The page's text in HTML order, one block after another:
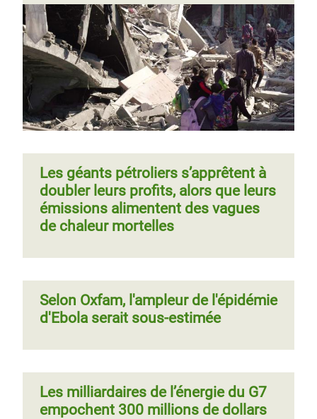
Les géants pétroliers s’apprêtent à
doubler leurs profits, alors que leurs
émissions alimentent des vagues
de chaleur mortelles
Selon Oxfam, l'ampleur de l'épidémie
d'Ebola serait sous-estimée
Les milliardaires de l’énergie du G7
empochent 300 millions de dollars